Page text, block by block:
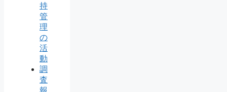
持
管
理
の
活
動
調
査
報